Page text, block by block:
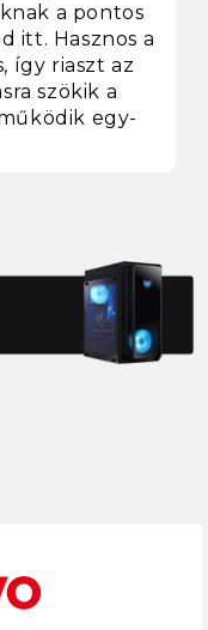
a pontos
itt. Hasznos a
így riaszt az
szökik a
egy-